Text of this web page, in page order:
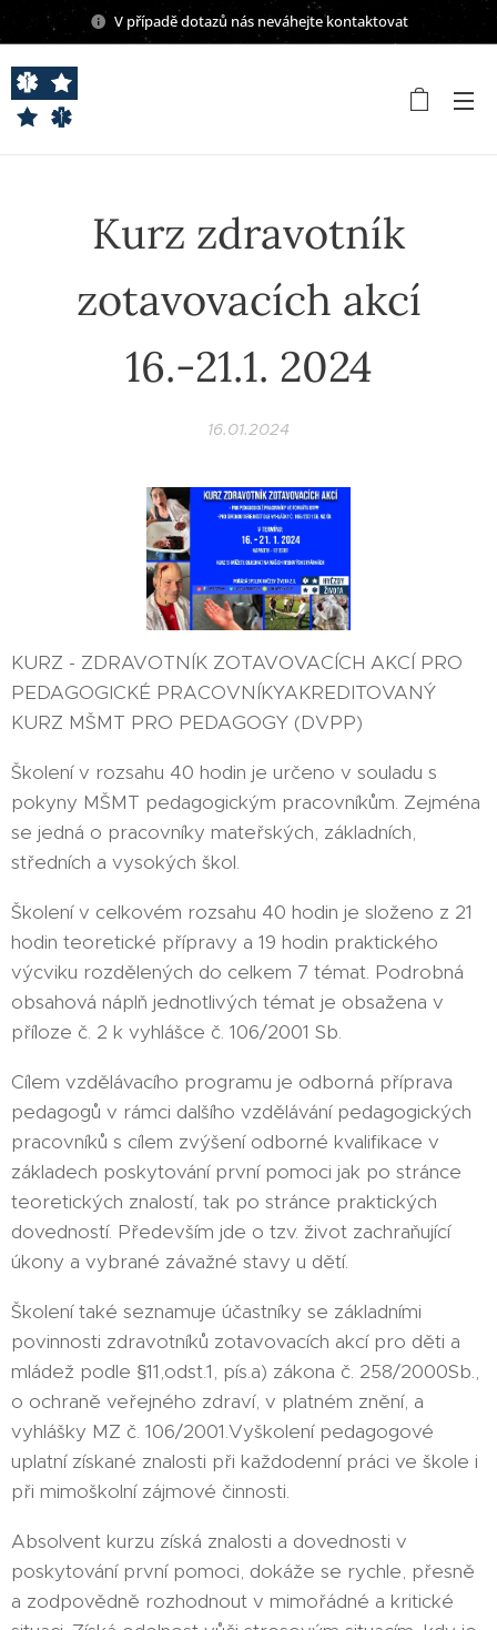
V případě dotazů nás neváhejte kontaktovat
Kurz zdravotník
zotavovacích akcí
16.-21.1. 2024
16.01.2024
KURZ - ZDRAVOTNÍK ZOTAVOVACÍCH AKCÍ PRO
PEDAGOGICKÉ PRACOVNÍKYAKREDITOVANÝ
KURZ MŠMT PRO PEDAGOGY (DVPP)
Školení v rozsahu 40 hodin je určeno v souladu s
pokyny MŠMT pedagogickým pracovníkům. Zejména
se jedná o pracovníky mateřských, základních,
středních a vysokých škol.
Školení v celkovém rozsahu 40 hodin je složeno z 21
hodin teoretické přípravy a 19 hodin praktického
výcviku rozdělených do celkem 7 témat. Podrobná
obsahová náplň jednotlivých témat je obsažena v
příloze č. 2 k vyhlášce č. 106/2001 Sb.
Cílem vzdělávacího programu je odborná příprava
pedagogů v rámci dalšího vzdělávání pedagogických
pracovníků s cílem zvýšení odborné kvalifikace v
základech poskytování první pomoci jak po stránce
teoretických znalostí, tak po stránce praktických
dovedností. Především jde o tzv. život zachraňující
úkony a vybrané závažné stavy u dětí.
Školení také seznamuje účastníky se základními
povinnosti zdravotníků zotavovacích akcí pro děti a
mládež podle §11,odst.1, pís.a) zákona č. 258/2000Sb.,
o ochraně veřejného zdraví, v platném znění, a
vyhlášky MZ č. 106/2001.Vyškolení pedagogové
uplatní získané znalosti při každodenní práci ve škole i
při mimoškolní zájmové činnosti.
Absolvent kurzu získá znalosti a dovednosti v
poskytování první pomoci, dokáže se rychle, přesně
a zodpovědně rozhodnout v mimořádné a kritické